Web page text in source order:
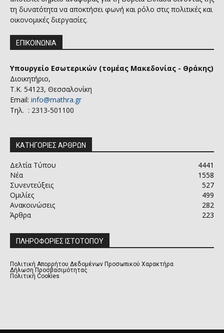
τη δυνατότητα να αποκτήσει φωνή και ρόλο στις πολιτικές και
οικονομικές διεργασίες.
ΕΠΙΚΟΙΝΩΝΙΑ
Υπουργείο Εσωτερικών (τομέας Μακεδονίας - Θράκης)
Διοικητήριο,
Τ.Κ. 54123, Θεσσαλονίκη
Email: info@mathra.gr
Τηλ. : 2313-501100
ΚΑΤΗΓΟΡΙΕΣ ΑΡΘΡΩΝ
Δελτία Τύπου
4441
Νέα
1558
Συνεντεύξεις
527
Ομιλίες
499
Ανακοινώσεις
282
Άρθρα
223
ΠΛΗΡΟΦΟΡΙΕΣ ΙΣΤΟΤΟΠΟΥ
Πολιτική Απορρήτου Δεδομένων Προσωπικού Χαρακτήρα
Δήλωση Προσβασιμότητας
Πολιτική Cookies